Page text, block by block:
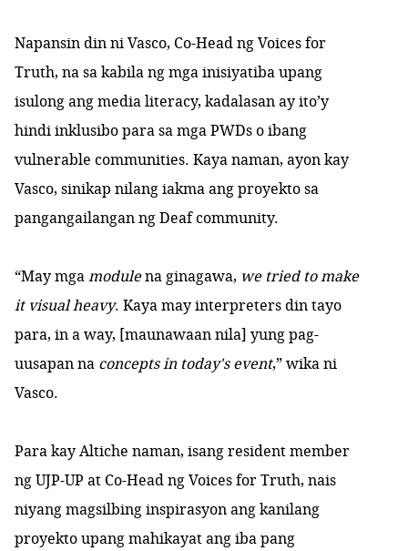
Napansin din ni Vasco, Co-Head ng Voices for
Truth, na sa kabila ng mga inisiyatiba upang
isulong ang media literacy, kadalasan ay ito’y
hindi inklusibo para sa mga PWDs o ibang
vulnerable communities. Kaya naman, ayon kay
Vasco, sinikap nilang iakma ang proyekto sa
pangangailangan ng Deaf community.
“May mgamodulena ginagawa, we tried to make
it visual heavy. Kaya may interpreters din tayo
para, in a way, [maunawaan nila] yung pag-
uusapan na concepts in today's event,” wika ni
Vasco.
Para kay Altiche naman, isang resident member
ng UJP-UP at Co-Head ng Voices for Truth, nais
niyang magsilbing inspirasyon ang kanilang
proyekto upang mahikayat ang iba pang